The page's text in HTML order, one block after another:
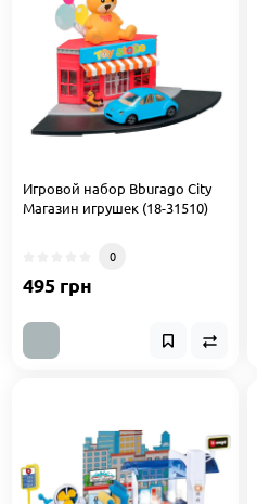
Игровой набор Bburago City
Магазин игрушек (18-31510)
0
495 грн